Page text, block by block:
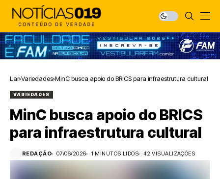
Lar Variedades MinC busca apoio do BRICS para infraestrutura cultural
VARIEDADES
MinC busca apoio do BRICS
para infraestrutura cultural
REDAÇÃO 07/06/2026 1 MINUTOS LIDOS 42 VISUALIZAÇÕES